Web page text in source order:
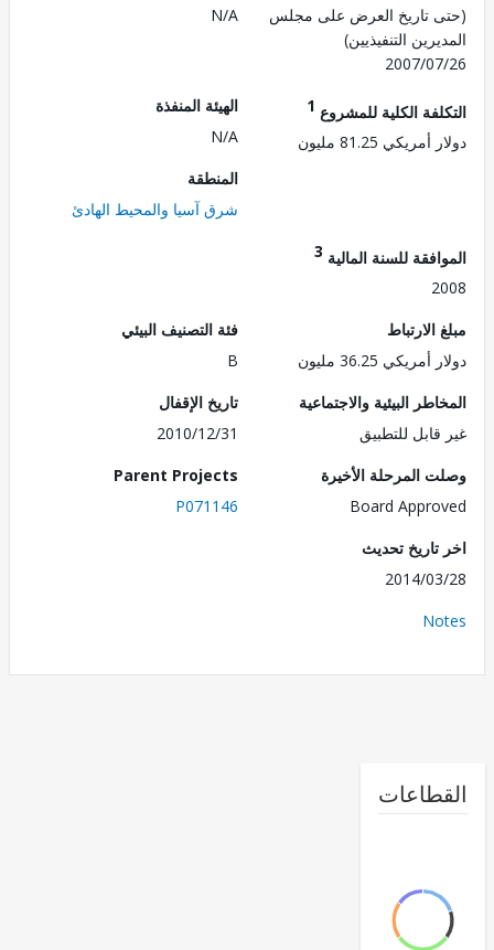
تاريخ العرض على مجلس
التنفيذيين)
2007/
N/A
الكلية للمشروع1
81.25 مليون
الهيئة المنفذة
شرق آسيا والمحيط الهادئ
للسنة المالية3
36.25 مليون
فئة التصنيف البيئي
البيئية والاجتماعية
للتطبيق
تاريخ الإقفال
2010/12/31
المرحلة الأخيرة
Board
Parent Projects
P071146
تحديث
2014/